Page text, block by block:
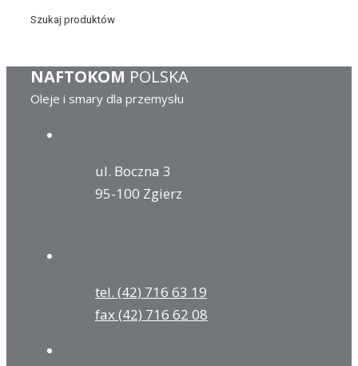
Szukaj produktów
NAFTOKOM POLSKA
Oleje i smary dla przemysłu
ul. Boczna 3
95-100 Zgierz
tel. (42) 716 63 19
fax (42) 716 62 08